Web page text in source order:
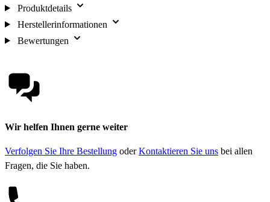
Produktdetails
Herstellerinformationen
Bewertungen
Wir helfen Ihnen gerne weiter
Verfolgen Sie Ihre Bestellung oderKontaktieren Sie uns bei allen
Fragen, die Sie haben.